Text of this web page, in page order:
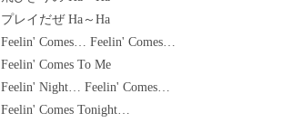
プレイだぜ Ha～Ha
Feelin' Comes… Feelin' Comes…
Feelin' Comes To Me
Feelin' Night… Feelin' Comes…
Feelin' Comes Tonight…